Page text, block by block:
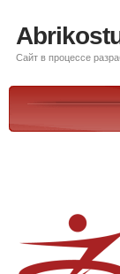
Сайт в процессе